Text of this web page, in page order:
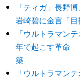
「ティガ」長野
岩崎碧に金言「目
「ウルトラマン
年で起こす革命
築
「ウルトラマン